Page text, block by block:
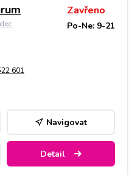
Zavřeno
Po-Ne: 9-21
601
Navigovat
Detail